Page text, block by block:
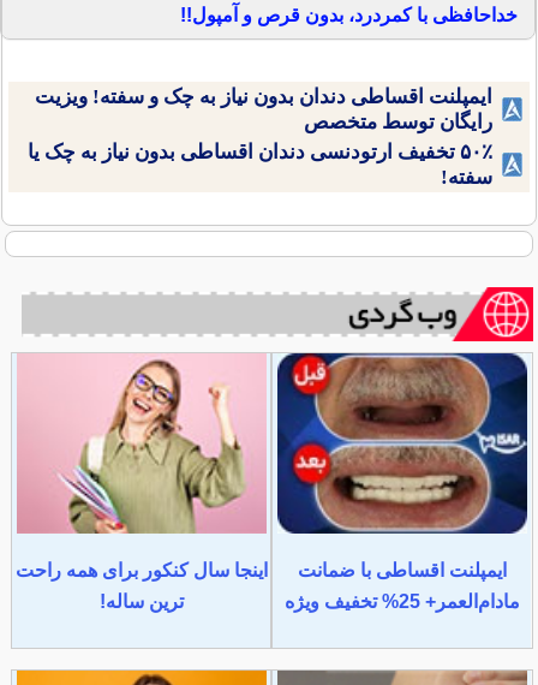
خداحافظی با کمردرد، بدون قرص و آمپول!!
ایمپلنت اقساطی دندان بدون نیاز به چک و سفته! ویزیت
رایگان توسط متخصص
۵۰٪ تخفیف ارتودنسی دندان اقساطی بدون نیاز به چک یا
سفته!
ایمپلنت اقساطی با ضمانت
مادام‌العمر+ 25% تخفیف ویژه
اینجا سال کنکور برای همه راحت
ترین ساله!